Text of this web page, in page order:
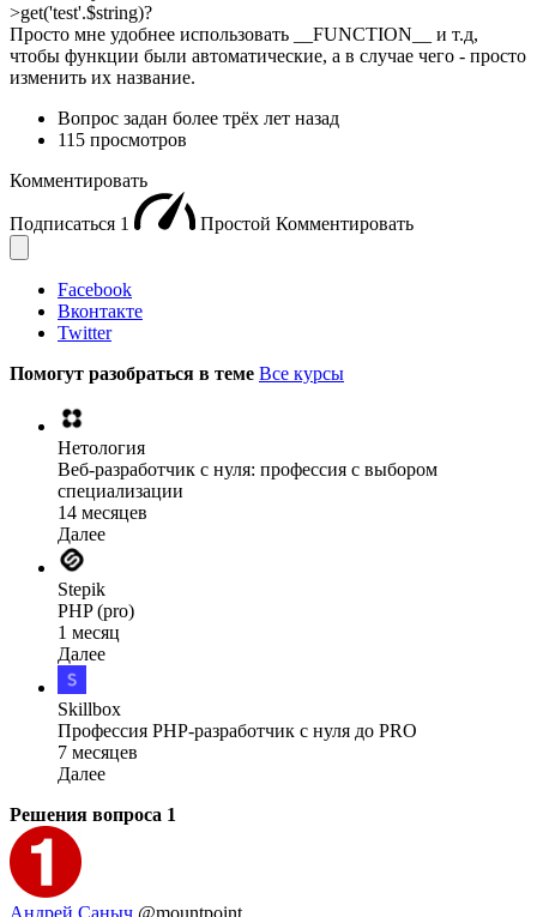
>get('test'.$string)?
Просто мне удобнее использовать __FUNCTION__ и т.д,
чтобы функции были автоматические, а в случае чего - просто
изменить их название.
Вопрос задан более трёх лет назад
115 просмотров
Комментировать
Подписаться 1 Простой Комментировать
Facebook
Вконтакте
Twitter
Помогут разобраться в теме Все курсы
Нетология
Веб-разработчик с нуля: профессия с выбором
специализации
14 месяцев
Далее
Stepik
PHP (pro)
1 месяц
Далее
Skillbox
Профессия PHP-разработчик с нуля до PRO
7 месяцев
Далее
Решения вопроса 1